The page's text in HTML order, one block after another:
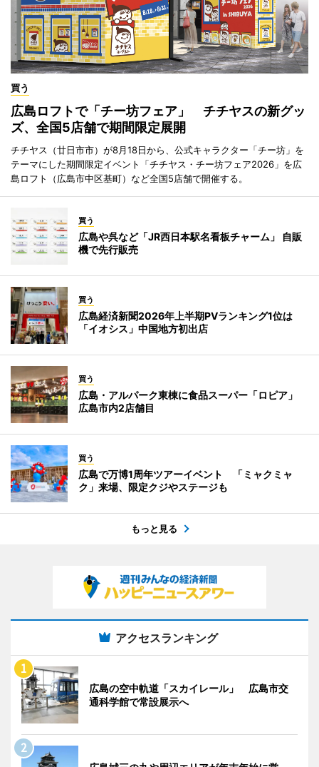
買う
広島ロフトで「チー坊フェア」 チチヤスの新グッ
ズ、全国5店舗で期間限定展開
チチヤス（廿日市市）が8月18日から、公式キャラクター「チー坊」を
テーマにした期間限定イベント「チチヤス・チー坊フェア2026」を広
島ロフト（広島市中区基町）など全国5店舗で開催する。
買う
広島や呉など「JR西日本駅名看板チャーム」 自販
機で先行販売
買う
広島経済新聞2026年上半期PVランキング1位は
「イオシス」中国地方初出店
買う
広島・アルパーク東棟に食品スーパー「ロピア」
広島市内2店舗目
買う
広島で万博1周年ツアーイベント 「ミャクミャ
ク」来場、限定クジやステージも
もっと見る
アクセスランキング
広島の空中軌道「スカイレール」 広島市交
通科学館で常設展示へ